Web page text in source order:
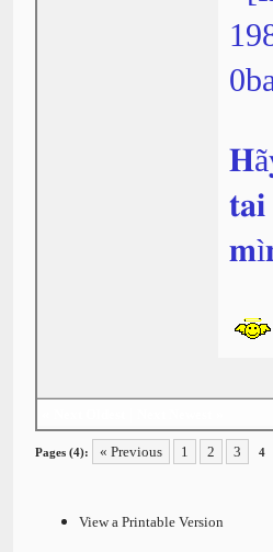
Pages (4): « Previous 1 2 3 4
View a Printable Version